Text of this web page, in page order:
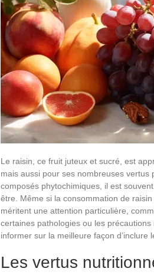
Le raisin, ce fruit juteux et sucré, est
mais aussi pour ses nombreuses vertus
composés phytochimiques, il est
être. Même si la consommation de
méritent une attention particulière,
certaines pathologies ou les
informer sur la meilleure façon d’inclure
Les vertus